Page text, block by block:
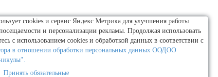
cookies и сервис Яндекс Метрика для улучшения работы
и персонализации рекламы. Продолжая использовать
с использованием cookies и обработкой данных в соответствии с
в отношении обработки персональных данных ООДОО
Принять обязательные